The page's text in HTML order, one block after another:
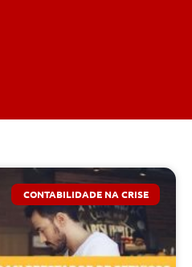
CONTABILIDADE NA CRISE